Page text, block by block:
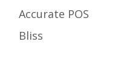
Accurate POS
Bliss